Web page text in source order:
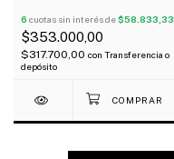
Montaje Giratorio
6 cuotas sin interés de$58.833,33
$353.000,00
$317.700,00 con Transferencia o
depósito